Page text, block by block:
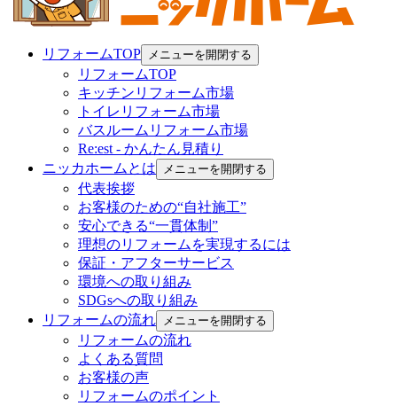
リフォームTOP メニューを開閉する
リフォームTOP
キッチンリフォーム市場
トイレリフォーム市場
バスルームリフォーム市場
Re:est - かんたん見積り
ニッカホームとは
メニューを開閉する
代表挨拶
お客様のための“自社施工”
安心できる“一貫体制”
理想のリフォームを実現するには
保証・アフターサービス
環境への取り組み
SDGsへの取り組み
リフォームの流れ
メニューを開閉する
リフォームの流れ
よくある質問
お客様の声
リフォームのポイント